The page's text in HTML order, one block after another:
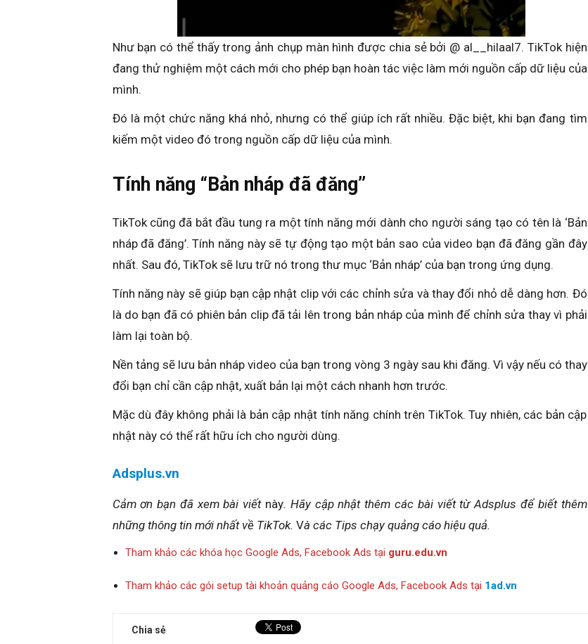
Như bạn có thể thấy trong ảnh chụp màn hình được chia sẻ bởi @ al__hilaal7. TikTok hiện
đang thử nghiệm một cách mới cho phép bạn hoàn tác việc làm mới nguồn cấp dữ liệu của
mình.
Đó là một chức năng khá nhỏ, nhưng có thể giúp ích rất nhiều. Đặc biệt, khi bạn đang tìm
kiếm một video đó trong nguồn cấp dữ liệu của mình.
Tính năng “Bản nháp đã đăng”
TikTok cũng đã bắt đầu tung ra một tính năng mới dành cho người sáng tạo có tên là ‘Bản
nháp đã đăng’. Tính năng này sẽ tự động tạo một bản sao của video bạn đã đăng gần đây
nhất. Sau đó, TikTok sẽ lưu trữ nó trong thư mục ‘Bản nháp’ của bạn trong ứng dụng.
Tính năng này sẽ giúp bạn cập nhật clip với các chỉnh sửa và thay đổi nhỏ dễ dàng hơn. Đó
là do bạn đã có phiên bản clip đã tải lên trong bản nháp của mình để chỉnh sửa thay vì phải
làm lại toàn bộ.
Nền tảng sẽ lưu bản nháp video của bạn trong vòng 3 ngày sau khi đăng. Vì vậy nếu có thay
đổi bạn chỉ cần cập nhật, xuất bản lại một cách nhanh hơn trước.
Mặc dù đây không phải là bản cập nhật tính năng chính trên TikTok. Tuy nhiên, các bản cập
nhật này có thể rất hữu ích cho người dùng.
Adsplus.vn
Cảm ơn bạn đã xem bài viết này. Hãy cập nhật thêm các bài viết từ Adsplus để biết thêm
những thông tin mới nhất về TikTok. Và các Tips chạy quảng cáo hiệu quả.
Tham khảo các khóa học Google Ads, Facebook Ads tại guru.edu.vn
Tham khảo các gói setup tài khoản quảng cáo Google Ads, Facebook Ads tại 1ad.vn
Chia sẻ